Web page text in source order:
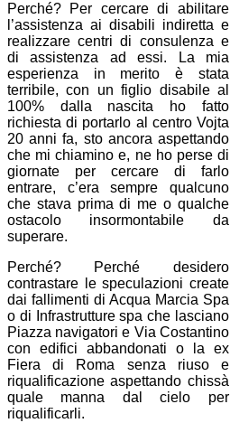
Perché? Per cercare di abilitare
l’assistenza ai disabili indiretta e
realizzare centri di consulenza e
di assistenza ad essi. La mia
esperienza in merito è stata
terribile, con un figlio disabile al
100% dalla nascita ho fatto
richiesta di portarlo al centro Vojta
20 anni fa, sto ancora aspettando
che mi chiamino e, ne ho perse di
giornate per cercare di farlo
entrare, c’era sempre qualcuno
che stava prima di me o qualche
ostacolo insormontabile da
superare.
Perché? Perché desidero
contrastare le speculazioni create
dai fallimenti di Acqua Marcia Spa
o di Infrastrutture spa che lasciano
Piazza navigatori e Via Costantino
con edifici abbandonati o la ex
Fiera di Roma senza riuso e
riqualificazione aspettando chissà
quale manna dal cielo per
riqualificarli.